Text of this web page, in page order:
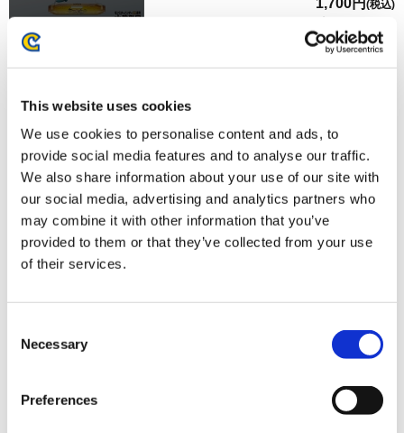
This website uses cookies
We use cookies to personalise content and ads, to
provide social media features and to analyse our traffic.
We also share information about your use of our site with
our social media, advertising and analytics partners who
may combine it with other information that you’ve
provided to them or that they’ve collected from your use
of their services.
Selection
Necessary
Preferences
1,700円 (税込)
モンスターハンター20周年-大狩猟展- アクリルスタンド／
1,700円(税込)
モンスターハンター20周年-大狩猟展- アクリルスタンド／